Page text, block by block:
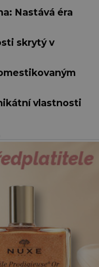
Nastává éra
skrytý v
vlastnosti